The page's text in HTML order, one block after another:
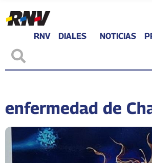
RNV DIALES NOTICIAS
enfermedad de